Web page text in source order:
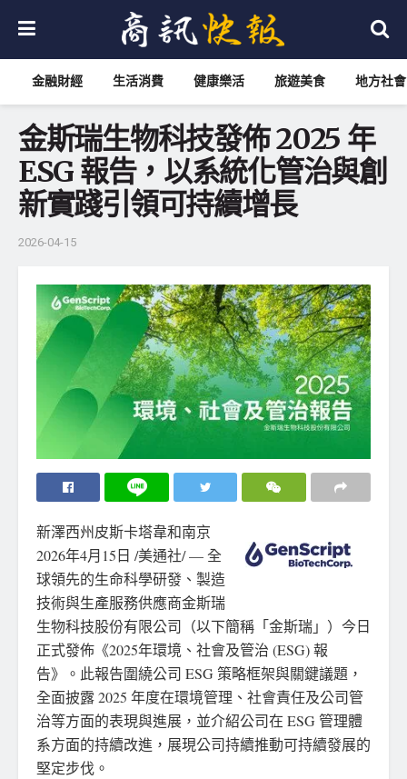
金融財經 生活消費 健康樂活 旅遊美食 地方社會
金斯瑞生物科技發佈 2025 年
ESG 報告，以系統化管治與創
新實踐引領可持續增長
2026-04-15
新澤西州皮斯卡塔韋和南京
2026年4月15日 /美通社/ — 全
球領先的生命科學研發、製造
技術與生產服務供應商金斯瑞
生物科技股份有限公司（以下簡稱「金斯瑞」）今日
正式發佈《2025年環境、社會及管治 (ESG) 報
告》。此報告圍繞公司 ESG 策略框架與關鍵議題，
全面披露 2025 年度在環境管理、社會責任及公司管
治等方面的表現與進展，並介紹公司在 ESG 管理體
系方面的持續改進，展現公司持續推動可持續發展的
堅定步伐。